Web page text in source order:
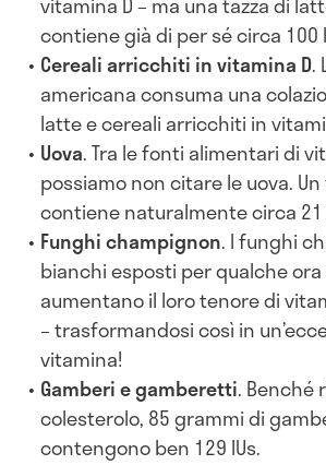
contiene già di per sé circa 100
Cereali arricchiti in vitamina D.
americana consuma una
latte e cereali arricchiti in
Uova. Tra le fonti alimentari di
possiamo non citare le uova.
contiene naturalmente circa 21
Funghi champignon. I funghi
bianchi esposti per qualche ora
aumentano il loro tenore di
– trasformandosi così in
vitamina!
Gamberi e gamberetti. Benché
colesterolo, 85 grammi di
contengono ben 129 IUs.